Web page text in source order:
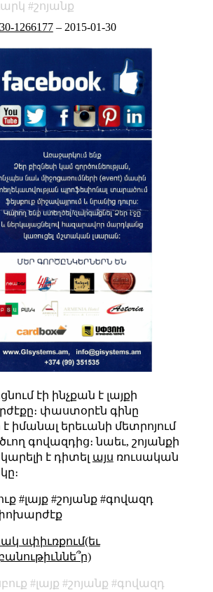
շոյանք
1266177– 2015-01-30
էի ինչքան է լայքի
փաստօրէն գինը
է իմանալ երեւանի մետրոյում
գովազդից։ նաեւ, շոյանքի
է դիտել այս ռուսական
#լայք #շոյանք #գովազդ
սփիւռքում(եւ
լայք շոյանք
գովազդ